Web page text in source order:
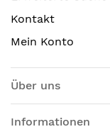
Kontakt
Mein Konto
Über uns
Informationen